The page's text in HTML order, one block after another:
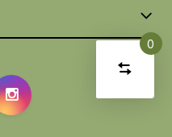
0
les
produits
Il n'y